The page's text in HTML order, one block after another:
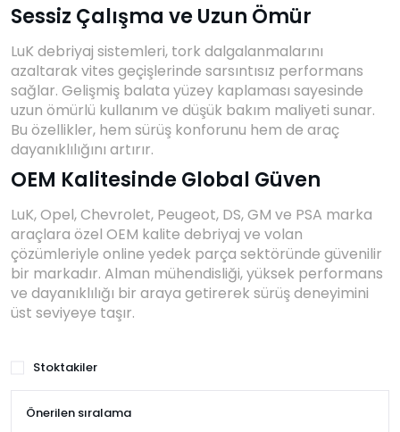
Sessiz Çalışma ve Uzun Ömür
LuK debriyaj sistemleri, tork dalgalanmalarını
azaltarak vites geçişlerinde sarsıntısız performans
sağlar. Gelişmiş balata yüzey kaplaması sayesinde
uzun ömürlü kullanım ve düşük bakım maliyeti sunar.
Bu özellikler, hem sürüş konforunu hem de araç
dayanıklılığını artırır.
OEM Kalitesinde Global Güven
LuK, Opel, Chevrolet, Peugeot, DS, GM ve PSA marka
araçlara özel OEM kalite debriyaj ve volan
çözümleriyle online yedek parça sektöründe güvenilir
bir markadır. Alman mühendisliği, yüksek performans
ve dayanıklılığı bir araya getirerek sürüş deneyimini
üst seviyeye taşır.
Stoktakiler